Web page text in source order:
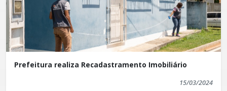
Prefeitura realiza Recadastramento Imobiliário
15/03/2024